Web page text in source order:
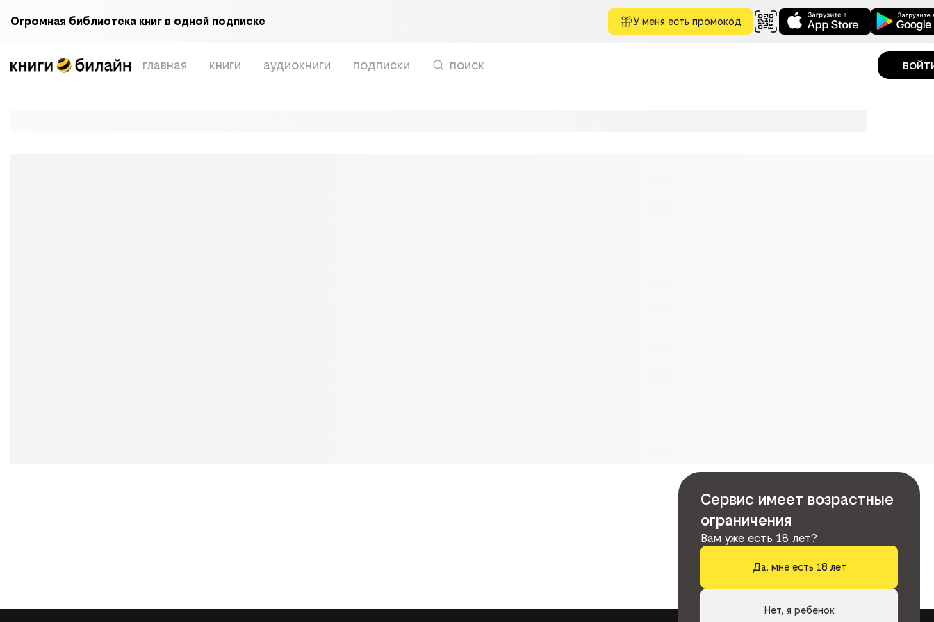
Огромная библиотека книг в одной подписке У меня есть промокод
главная книги аудиокниги подписки поиск
Сервис имеет возрастные
ограничения
Вам уже есть 18 лет?
Да, мне есть 18 лет
Нет, я ребенок